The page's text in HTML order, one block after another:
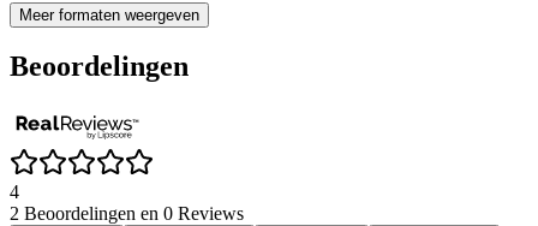
Meer formaten weergeven
Beoordelingen
4
2 Beoordelingen en 0 Reviews